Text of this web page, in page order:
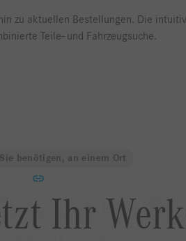
zu aktuellen Bestellungen. Die
Teile- und Fahrzeugsuche.
benötigen, an einem Ort
Ihr